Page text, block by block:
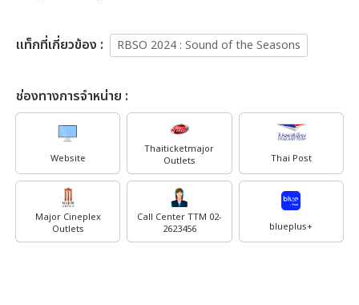
เเท็กที่เกี่ยวข้อง : RBSO 2024 : Sound of the Seasons
ช่องทางการจำหน่าย :
Website
Thaiticketmajor
Outlets
Thai Post
Major Cineplex
Outlets
Call Center TTM 02-
2623456
blueplus+